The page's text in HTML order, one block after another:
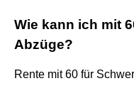
Wie kann ich mit
Abzüge?
Rente mit 60 für